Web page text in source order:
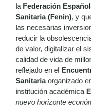
la Federación
Sanitaria (Fenin), y
las necesarias
reducir la
de valor, digitalizar el
calidad de vida de
reflejado en el
Sanitariaorganizado
institución académica
nuevo horizonte